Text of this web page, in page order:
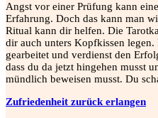
Angst vor einer Prüfung kann
Erfahrung. Doch das kann man
Ritual kann dir helfen. Die
dir auch unters Kopfkissen
gearbeitet und verdienst den
dass du da jetzt hingehen musst
mündlich beweisen musst. Du
Zufriedenheit zurück erlangen